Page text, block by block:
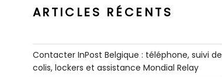
ARTICLES RÉCENTS
Contacter InPost Belgique : téléphone, suivi de
colis, lockers et assistance Mondial Relay